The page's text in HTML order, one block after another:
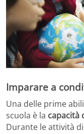
Imparare a
Una delle prime
scuola è la capacità
Durante le attività